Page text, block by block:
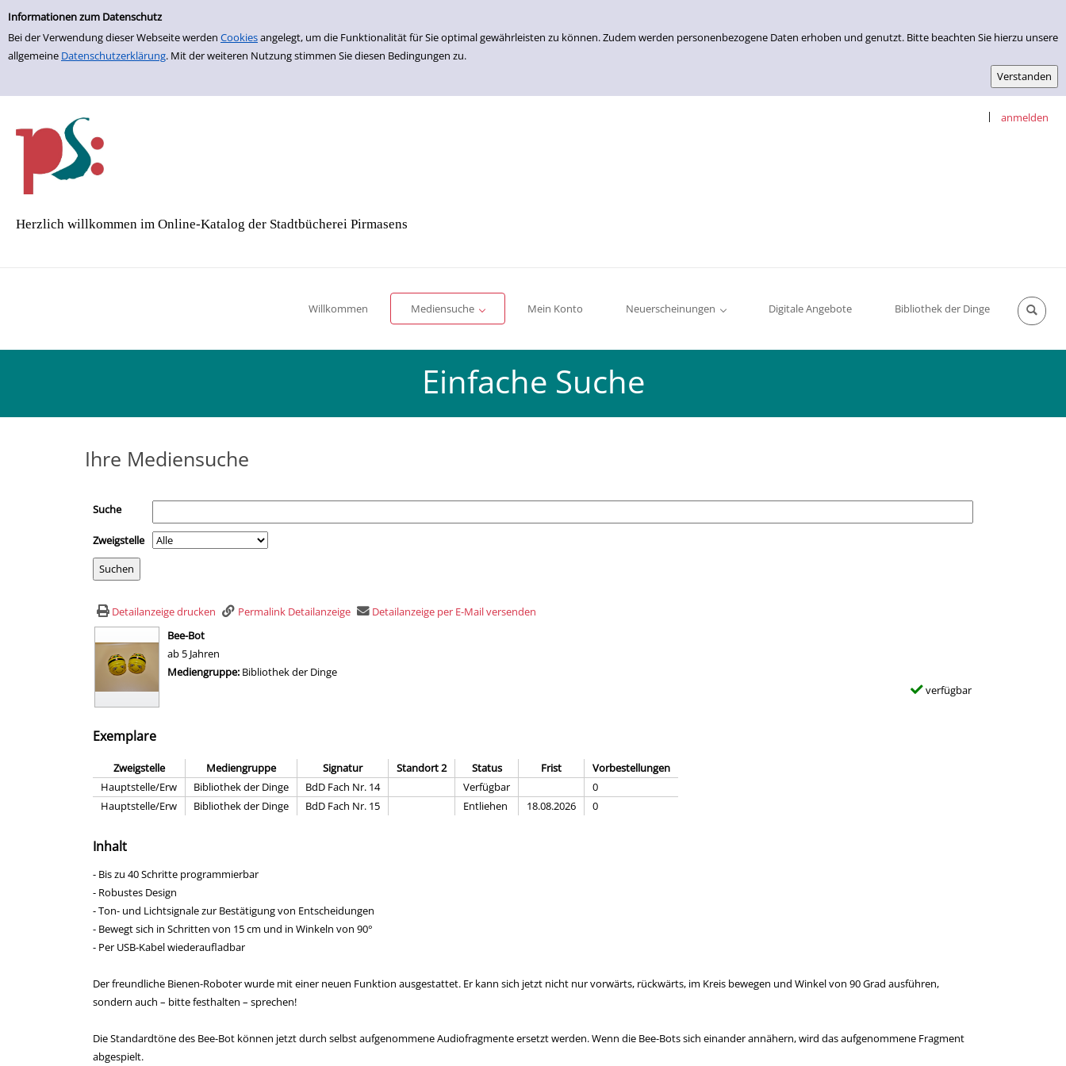
Einfache Suche
Informationen zum Datenschutz
Bei der Verwendung dieser Webseite werden Cookiesangelegt, um die Funktionalität für Sie optimal gewährleisten zu können. Zudem werden personenbezogene Daten erhoben und genutzt. Bitte beachten Sie hierzu unsere
allgemeine Datenschutzerklärung. Mit der weiteren Nutzung stimmen Sie diesen Bedingungen zu.
Zur Detailanzeige springen
Herzlich willkommen im Online-Katalog der Stadtbücherei Pirmasens
| anmelden
Willkommen
Mediensuche
Mein Konto
Neuerscheinungen
Digitale Angebote Bibliothek der Dinge
Einfache Suche
Ihre Mediensuche
Suche
Zweigstelle
Detailanzeige drucken Permalink Detailanzeige
Detailanzeige per E-Mail versenden
wird in neuem Tab geöffnet
Bee-Bot
ab 5 Jahren
Suche nach diesem Verfasser
Mediengruppe: Bibliothek der Dinge
verfügbar
Exemplare
Zweigstelle Mediengruppe Signatur Standort 2 Status Frist
Vorbestellungen
Hauptstelle/Erw
Bibliothek der Dinge BdD Fach Nr. 14 Verfügbar
0
Hauptstelle/Erw
Bibliothek der Dinge BdD Fach Nr. 15 Entliehen 18.08.2026 0
Inhalt
- Bis zu 40 Schritte programmierbar
- Robustes Design
- Ton- und Lichtsignale zur Bestätigung von Entscheidungen
- Bewegt sich in Schritten von 15 cm und in Winkeln von 90°
- Per USB-Kabel wiederaufladbar
Der freundliche Bienen-Roboter wurde mit einer neuen Funktion ausgestattet. Er kann sich jetzt nicht nur vorwärts, rückwärts, im Kreis bewegen und Winkel von 90 Grad ausführen,
sondern auch – bitte festhalten – sprechen!
Die Standardtöne des Bee-Bot können jetzt durch selbst aufgenommene Audiofragmente ersetzt werden. Wenn die Bee-Bots sich einander annähern, wird das aufgenommene Fragment
abgespielt.